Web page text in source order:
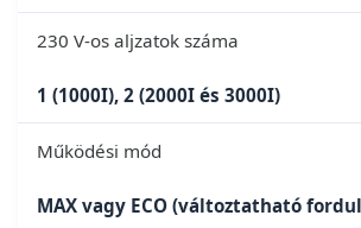
230 V-os aljzatok száma
1 (1000I), 2 (2000I és 3000I)
Működési mód
MAX vagy ECO (változtatható